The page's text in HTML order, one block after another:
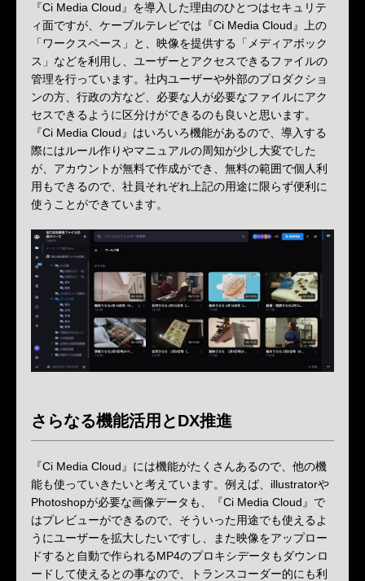
『Ci Media Cloud』を導入した理由のひとつはセキュリテ
ィ面ですが、ケーブルテレビでは『Ci Media Cloud』上の
「ワークスペース」と、映像を提供する「メディアボック
ス」などを利用し、ユーザーとアクセスできるファイルの
管理を行っています。社内ユーザーや外部のプロダクショ
ンの方、行政の方など、必要な人が必要なファイルにアク
セスできるように区分けができるのも良いと思います。
『Ci Media Cloud』はいろいろ機能があるので、導入する
際にはルール作りやマニュアルの周知が少し大変でした
が、アカウントが無料で作成ができ、無料の範囲で個人利
用もできるので、社員それぞれ上記の用途に限らず便利に
使うことができています。
さらなる機能活用とDX推進
『Ci Media Cloud』には機能がたくさんあるので、他の機
能も使っていきたいと考えています。例えば、illustratorや
Photoshopが必要な画像データも、『Ci Media Cloud』で
はプレビューができるので、そういった用途でも使えるよ
うにユーザーを拡大したいですし、また映像をアップロー
ドすると自動で作られるMP4のプロキシデータもダウンロ
ードして使えるとの事なので、トランスコーダー的にも利